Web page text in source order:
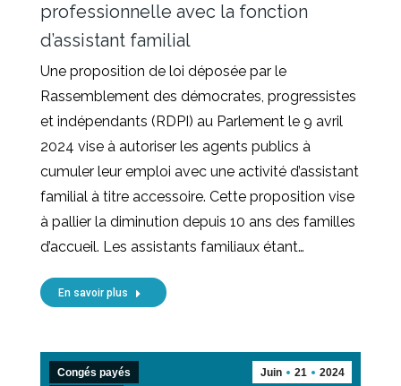
professionnelle avec la fonction
d’assistant familial
Une proposition de loi déposée par le
Rassemblement des démocrates, progressistes
et indépendants (RDPI) au Parlement le 9 avril
2024 vise à autoriser les agents publics à
cumuler leur emploi avec une activité d’assistant
familial à titre accessoire. Cette proposition vise
à pallier la diminution depuis 10 ans des familles
d’accueil. Les assistants familiaux étant…
En savoir plus
Juin 21 2024
Congés payés